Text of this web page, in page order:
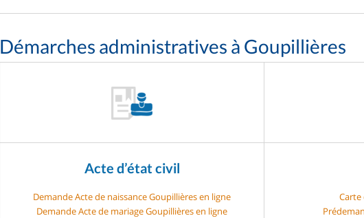
Démarches administratives à Goupillières
Acte d’état civil
Demande Acte de naissance Goupillières en ligne
Demande Acte de mariage Goupillières en ligne